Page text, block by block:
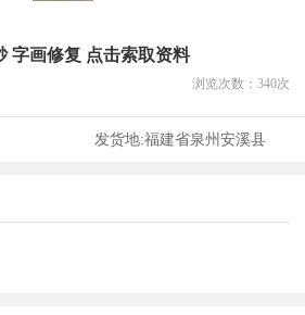
字画修复 点击索取资料
浏览次数： 340次
发货地:福建省泉州安溪县